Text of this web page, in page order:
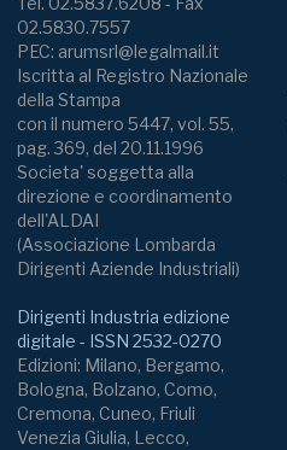
02.5830.7557
PEC: arumsrl@legalmail.it
Iscritta al Registro Nazionale
della Stampa
con il numero 5447, vol. 55,
pag. 369, del 20.11.1996
Societa' soggetta alla
direzione e coordinamento
dell'ALDAI
(Associazione Lombarda
Dirigenti Aziende Industriali)
Dirigenti Industria edizione
digitale - ISSN 2532-0270
Edizioni: Milano, Bergamo,
Bologna, Bolzano, Como,
Cremona, Cuneo, Friuli
Venezia Giulia, Lecco,